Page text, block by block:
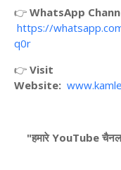
👉 WhatsApp
https://
q0r
👉 Visit
Website:
"हमारे YouTube चैनल